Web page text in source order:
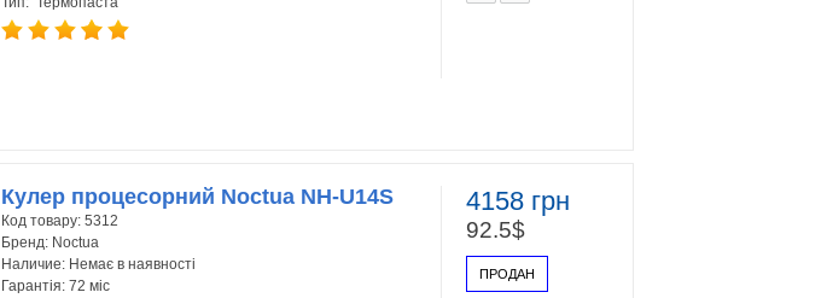
4158 грн
92.5$
ПРОДАН
Кулер процесорний Noctua NH-U14S
Код товару: 5312
Бренд: Noctua
Наличие: Немає в наявності
Гарантія: 72 міс